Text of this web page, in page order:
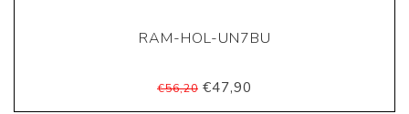
RAM-HOL-UN7BU
€56,20 €47,90